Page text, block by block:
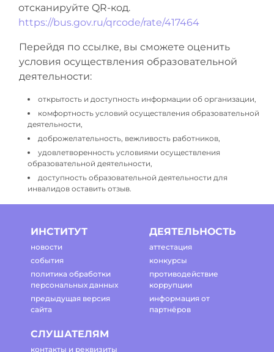
отсканируйте QR-код.
https://bus.gov.ru/qrcode/rate/417464
Перейдя по ссылке, вы сможете оценить
условия осуществления образовательной
деятельности:
открытость и доступность информации об организации,
комфортность условий осуществления образовательной
деятельности,
доброжелательность, вежливость работников,
удовлетворенность условиями осуществления
образовательной деятельности,
доступность образовательной деятельности для
инвалидов оставить отзыв.
ИНСТИТУТ
новости
события
политика обработки
персональных данных
предыдущая версия
сайта
ДЕЯТЕЛЬНОСТЬ
аттестация
конкурсы
противодействие
коррупции
информация от
партнёров
СЛУШАТЕЛЯМ
контакты и реквизиты